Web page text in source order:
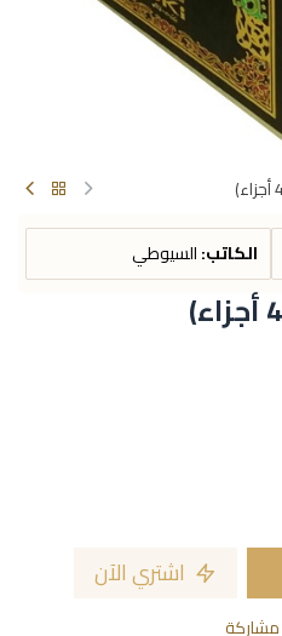
الكاتب:السيوطي
اشتري الآن
مشاركة